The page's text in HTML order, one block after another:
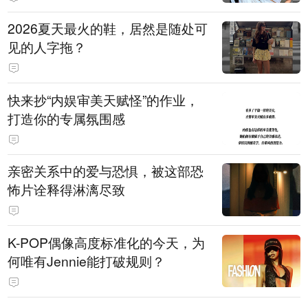
2026夏天最火的鞋，居然是随处可
见的人字拖？
快来抄“内娱审美天赋怪”的作业，
打造你的专属氛围感
亲密关系中的爱与恐惧，被这部恐
怖片诠释得淋漓尽致
K-POP偶像高度标准化的今天，为
何唯有Jennie能打破规则？